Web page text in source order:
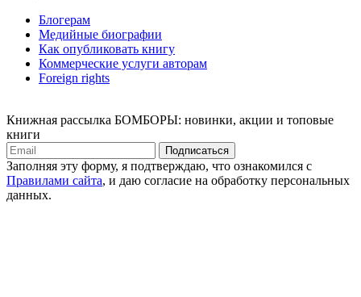
Блогерам
Медийные биографии
Как опубликовать книгу
Коммерческие услуги авторам
Foreign rights
Книжная рассылка БОМБОРЫ: новинки, акции и топовые
книги
Подписаться
Заполняя эту форму, я подтверждаю, что ознакомился с
Правилами сайта, и даю согласие на обработку персональных
данных.